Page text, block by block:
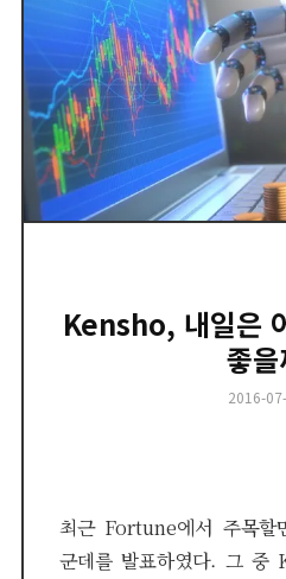
Kensho, 내일은
좋
Posted
2016-
최근 Fortune에서 주목할
군데를 발표하였다. 그 중